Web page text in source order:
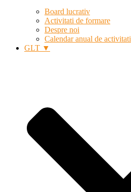
Board lucrativ
Activitati de formare
Despre noi
Calendar anual de activitati
GLT ▼